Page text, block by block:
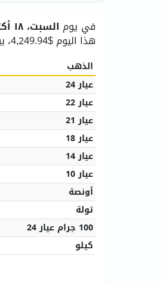
في يوم السبت، ١٨ أكتوبر ٢٠٢٥
هذا اليوم $4,249.94، بينما كان أدنى سعر $4,249.94.
الذهب
عيار 24
عيار 22
عيار 21
عيار 18
عيار 14
عيار 10
أونصة
تولة
100 جرام عيار 24
كيلو